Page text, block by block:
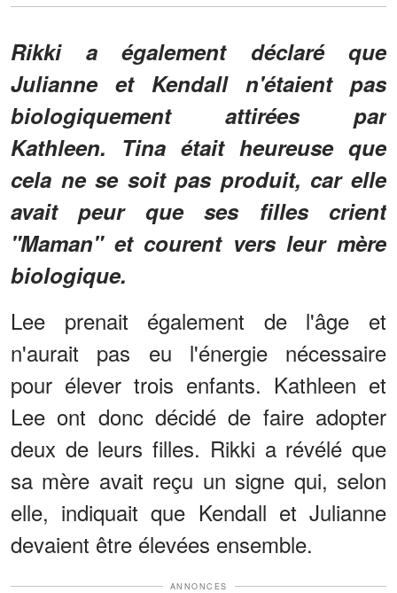
Rikki a également déclaré que
Julianne et Kendall n'étaient pas
biologiquement attirées par
Kathleen. Tina était heureuse que
cela ne se soit pas produit, car elle
avait peur que ses filles crient
"Maman" et courent vers leur mère
biologique.
Lee prenait également de l'âge et
n'aurait pas eu l'énergie nécessaire
pour élever trois enfants. Kathleen et
Lee ont donc décidé de faire adopter
deux de leurs filles. Rikki a révélé que
sa mère avait reçu un signe qui, selon
elle, indiquait que Kendall et Julianne
devaient être élevées ensemble.
ANNONCES